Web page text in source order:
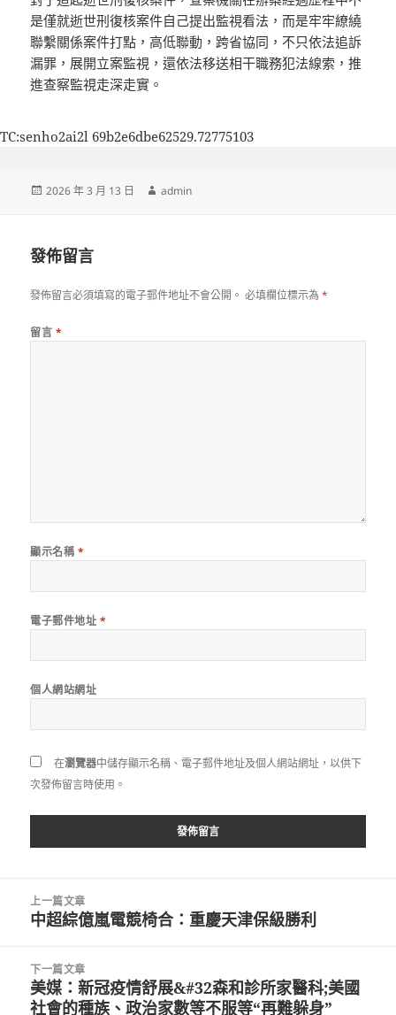
是僅就逝世刑復核案件自己提出監視看法，而是牢牢繚繞
聯繫關係案件打點，高低聯動，跨省協同，不只依法追訴
漏罪，展開立案監視，還依法移送相干職務犯法線索，推
進查察監視走深走實。
TC:senho2ai2l 69b2e6dbe62529.72775103
發
2026 年 3 月 13 日
作
admin
發佈留言
發佈留言必須填寫的電子郵件地址不會公開。 必填欄位標示為*
留言 *
顯示名稱 *
電子郵件地址 *
個人網站網址
在瀏覽器中儲存顯示名稱、電子郵件地址及個人網站網址，以供下
次發佈留言時使用。
上一篇文章
上
篇
文
章:
中超綜億嵐電競椅合：重慶天津保級勝利
下一篇文章
下
一
美媒：新冠疫情舒展&#32森和診所家醫科;美國
社會的種族、政治家數等不服等“再難躲身”